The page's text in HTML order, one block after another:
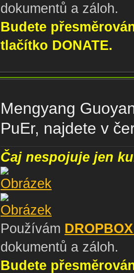
dokumentů a záloh.
Budete
tlačítko DONATE.
Mengyang
PuEr, najdete v
Čaj nespojuje jen
Používám
dokumentů a záloh.
Budete